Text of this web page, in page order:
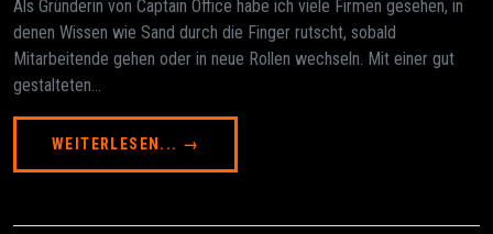
Als Gründerin von Captain Office habe ich viele Firmen gesehen, in
denen Wissen wie Sand durch die Finger rutscht, sobald
Mitarbeitende gehen oder in neue Rollen wechseln. Mit einer gut
gestalteten...
WEITERLESEN... →